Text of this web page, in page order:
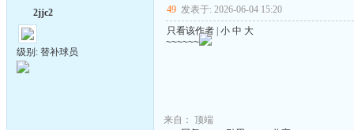
2jjc2
级别: 替补球员
49 发表于: 2026-06-04 15:20
只看该作者 小 中 大
~~~~~~
来自： 顶端